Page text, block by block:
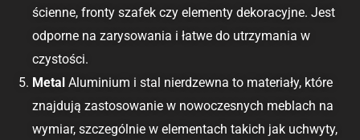
ścienne, fronty szafek czy elementy dekoracyjne. Jest
odporne na zarysowania i łatwe do utrzymania w
czystości.
Metal Aluminium i stal nierdzewna to materiały, które
znajdują zastosowanie w nowoczesnych meblach na
wymiar, szczególnie w elementach takich jak uchwyty,